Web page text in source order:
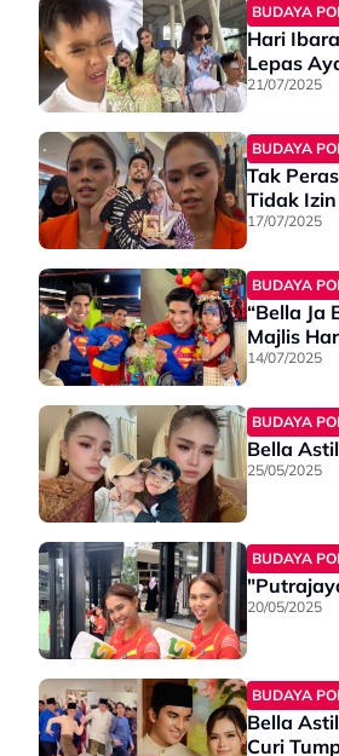
BUDAYA
Hari
Lepas
21/07/2025
BUDAYA
Tak
Tidak
17/07/2025
BUDAYA
“Bella Ja
Majlis
14/07/2025
BUDAYA
Bella
25/05/2025
BUDAYA
20/05/2025
BUDAYA
Bella
Curi